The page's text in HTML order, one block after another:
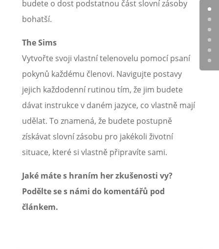
budete o dost podstatnou část slovní zásoby
bohatší.
The Sims
Vytvořte svoji vlastní telenovelu pomocí psaní
pokynů každému členovi. Navigujte postavy
jejich každodenní rutinou tím, že jim budete
dávat instrukce v daném jazyce, co vlastně mají
udělat. To znamená, že budete postupně
získávat slovní zásobu pro jakékoli životní
situace, které si vlastně připravíte sami.
Jaké máte s hraním her zkušenosti vy?
Podělte se s námi do komentářů pod
článkem.